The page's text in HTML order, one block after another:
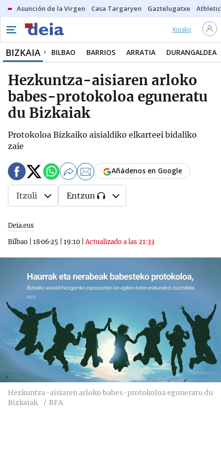
Asunción de la Virgen Casa Targaryen Gaztelugatxe Athletic
Kiosko
BIZKAIA BILBAO BARRIOS ARRATIA DURANGALDEA
Hezkuntza-aisiaren arloko
babes-protokoloa eguneratu
du Bizkaiak
Protokoloa Bizkaiko aisialdiko elkarteei bidaliko
zaie
Deia.eus
Bilbao
18·06·25 19:10 |Actualizado a las 21:33
Añádenos en Google
Itzuli Entzun
Hezkuntza-aisiaren arloko babes-protokoloa eguneratu du
Bizkaiak.
BFA